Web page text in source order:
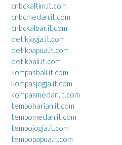
cnbckaltim.it.com
cnbcmedan.it.com
cnbckalbar.it.com
detikjogja.it.com
detikpapua.it.com
detikbali.it.com
kompasbali.it.com
kompasjogja.it.com
kompasmedan.it.com
tempoharian.it.com
tempomedan.it.com
tempojogja.it.com
tempopapua.it.com